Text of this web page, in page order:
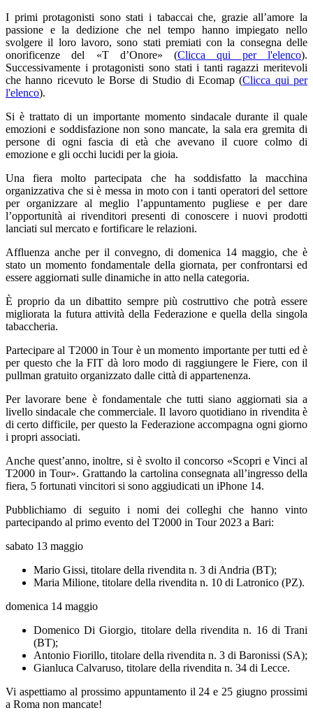
I primi protagonisti sono stati i tabaccai che, grazie all’amore la
passione e la dedizione che nel tempo hanno impiegato nello
svolgere il loro lavoro, sono stati premiati con la consegna delle
onorificenze del «T d’Onore» (Clicca qui per l'elenco).
Successivamente i protagonisti sono stati i tanti ragazzi meritevoli
che hanno ricevuto le Borse di Studio di Ecomap (Clicca qui per
l'elenco).
Si è trattato di un importante momento sindacale durante il quale
emozioni e soddisfazione non sono mancate, la sala era gremita di
persone di ogni fascia di età che avevano il cuore colmo di
emozione e gli occhi lucidi per la gioia.
Una fiera molto partecipata che ha soddisfatto la macchina
organizzativa che si è messa in moto con i tanti operatori del settore
per organizzare al meglio l’appuntamento pugliese e per dare
l’opportunità ai rivenditori presenti di conoscere i nuovi prodotti
lanciati sul mercato e fortificare le relazioni.
Affluenza anche per il convegno, di domenica 14 maggio, che è
stato un momento fondamentale della giornata, per confrontarsi ed
essere aggiornati sulle dinamiche in atto nella categoria.
È proprio da un dibattito sempre più costruttivo che potrà essere
migliorata la futura attività della Federazione e quella della singola
tabaccheria.
Partecipare al T2000 in Tour è un momento importante per tutti ed è
per questo che la FIT dà loro modo di raggiungere le Fiere, con il
pullman gratuito organizzato dalle città di appartenenza.
Per lavorare bene è fondamentale che tutti siano aggiornati sia a
livello sindacale che commerciale. Il lavoro quotidiano in rivendita è
di certo difficile, per questo la Federazione accompagna ogni giorno
i propri associati.
Anche quest’anno, inoltre, si è svolto il concorso «Scopri e Vinci al
T2000 in Tour». Grattando la cartolina consegnata all’ingresso della
fiera, 5 fortunati vincitori si sono aggiudicati un iPhone 14.
Pubblichiamo di seguito i nomi dei colleghi che hanno vinto
partecipando al primo evento del T2000 in Tour 2023 a Bari:
sabato 13 maggio
Mario Gissi, titolare della rivendita n. 3 di Andria (BT);
Maria Milione, titolare della rivendita n. 10 di Latronico (PZ).
domenica 14 maggio
Domenico Di Giorgio, titolare della rivendita n. 16 di Trani
(BT);
Antonio Fiorillo, titolare della rivendita n. 3 di Baronissi (SA);
Gianluca Calvaruso, titolare della rivendita n. 34 di Lecce.
Vi aspettiamo al prossimo appuntamento il 24 e 25 giugno prossimi
a Roma non mancate!